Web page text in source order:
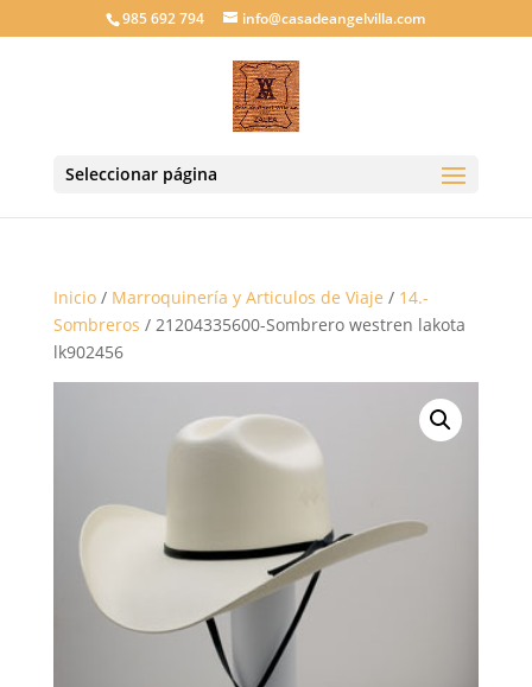
985 692 794 info@casadeangelvilla.com
Seleccionar página
Inicio/ Marroquinería y Articulos de Viaje / 14.-
Sombreros / 21204335600-Sombrero westren lakota
lk902456